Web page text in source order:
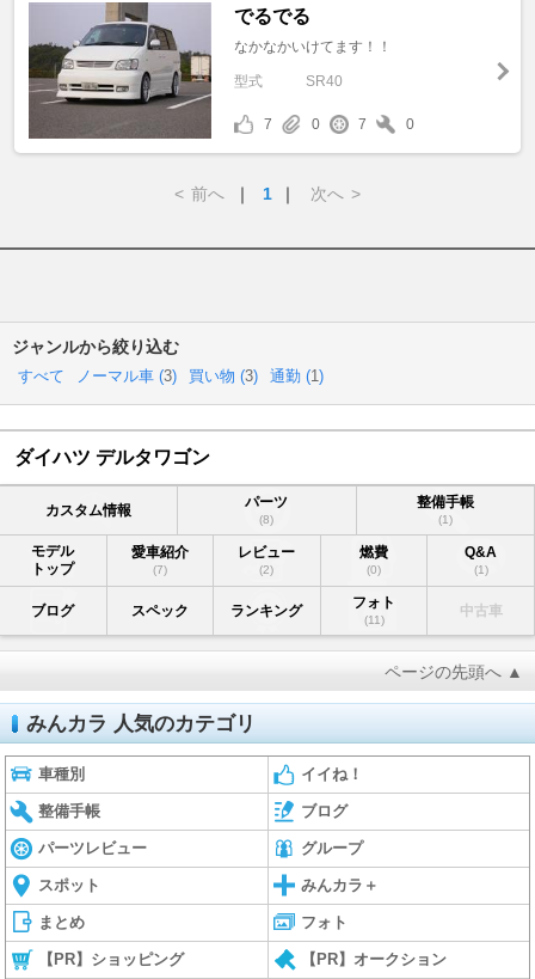
でるでる
なかなかいけてます！！
型式 SR40
7 0 7 0
< 前へ ｜ 1 ｜ 次へ >
ジャンルから絞り込む
すべて ノーマル車 (3) 買い物 (3) 通勤 (1)
ダイハツ デルタワゴン
カスタム情報 パーツ
(8)
整備手帳
(1)
モデル
トップ
愛車紹介
(7)
レビュー
(2)
燃費
(0)
Q&A
(1)
ブログ スペック ランキング フォト
(11)
中古車
ページの先頭へ ▲
みんカラ 人気のカテゴリ
車種別 イイね！
整備手帳 ブログ
パーツレビュー グループ
スポット みんカラ＋
まとめ フォト
【PR】ショッピング 【PR】オークション